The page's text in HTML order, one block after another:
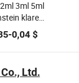
3ml 5ml
klare
ätherische Öl
-0,04$
Ltd.